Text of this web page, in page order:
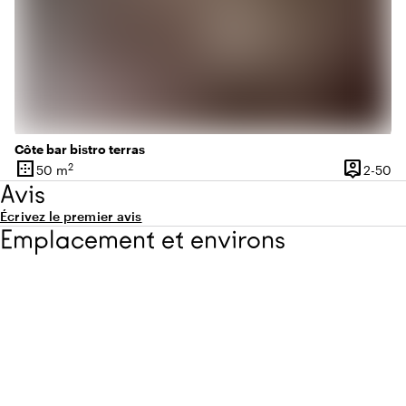
Côte bar bistro terras
border_outer
Superficie
50 m2 person_pin
Capacité
2-50
Avis
Écrivez le premier avis
Emplacement et environs